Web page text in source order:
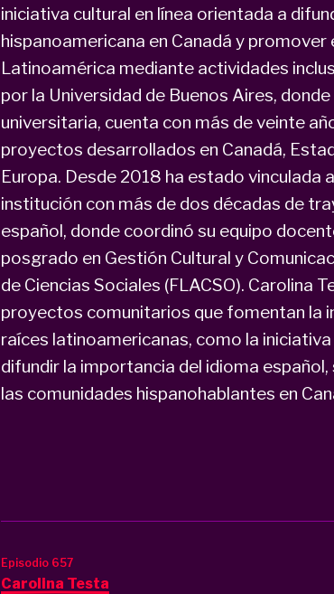
iniciativa cultural en línea orientada a
hispanoamericana en Canadá y
Latinoamérica mediante actividades
por la Universidad de Buenos Aires,
universitaria, cuenta con más de veinte
proyectos desarrollados en Canadá,
Europa. Desde 2018 ha estado vinculada
institución con más de dos décadas de
español, donde coordinó su equipo
posgrado en Gestión Cultural y
de Ciencias Sociales (FLACSO). Carolina
proyectos comunitarios que fomentan la
raíces latinoamericanas, como la
difundir la importancia del idioma
las comunidades hispanohablantes en
Episodio 657
Carolina Testa